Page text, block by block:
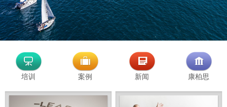
培训 案例 新闻 康柏思